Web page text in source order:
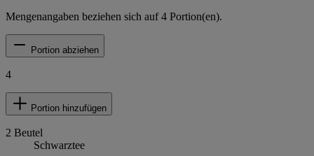
Mengenangaben beziehen sich auf4 Portion(en).
Portion abziehen
4
Portion hinzufügen
2 Beutel
Schwarztee